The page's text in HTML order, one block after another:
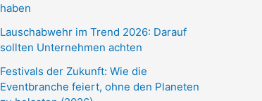
haben
Lauschabwehr im Trend 2026: Darauf
sollten Unternehmen achten
Festivals der Zukunft: Wie die
Eventbranche feiert, ohne den Planeten